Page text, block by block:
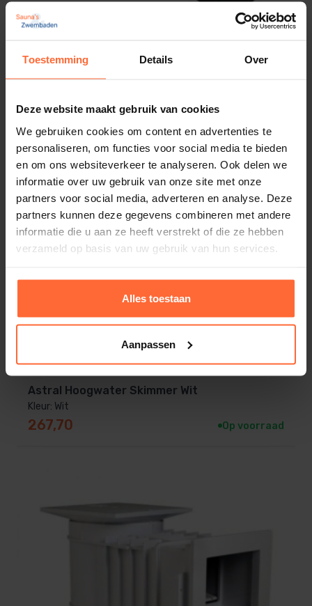
Toestemming Details Over
Deze website maakt gebruik van cookies
We gebruiken cookies om content en advertenties te
personaliseren, om functies voor social media te bieden
en om ons websiteverkeer te analyseren. Ook delen we
informatie over uw gebruik van onze site met onze
partners voor social media, adverteren en analyse. Deze
partners kunnen deze gegevens combineren met andere
informatie die u aan ze heeft verstrekt of die ze hebben
verzameld op basis van uw gebruik van hun services.
Alles toestaan
Aanpassen
Kleur: Antraciet
Merk: Astral
254,95 Op voorraad
Astral Hoogwater Skimmer Wit
Kleur: Wit
267,70 Op voorraad